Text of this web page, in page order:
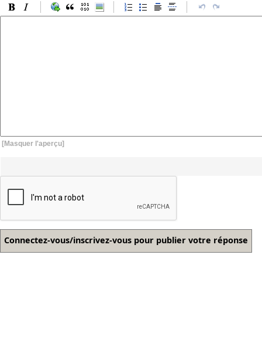
[Masquer l'aperçu]